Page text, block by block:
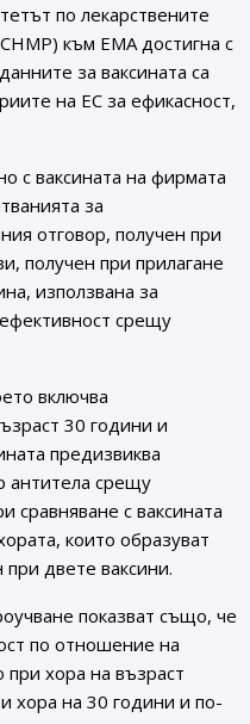
по лекарствените
към ЕМА достигна с
за ваксината са
на ЕС за ефикасност,
с ваксината на фирмата
за
отговор, получен при
получен при прилагане
използвана за
срещу
включва
30 години и
предизвиква
антитела срещу
сравняване с ваксината
които образуват
двете ваксини.
показват също, че
по отношение на
при хора на възраст
хора на 30 години и по-